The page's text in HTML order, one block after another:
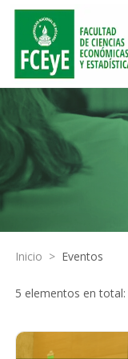
Inicio > Eventos
5 elementos en total: